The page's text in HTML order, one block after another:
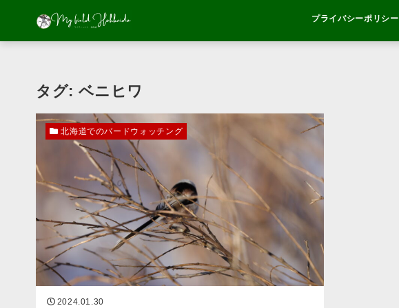
プライバシーポリシー
タグ: ベニヒワ
2024.01.30
北海道でのバードウォッチング